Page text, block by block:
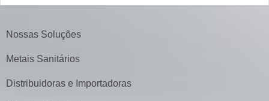
Nossas Soluções
Metais Sanitários
Distribuidoras e Importadoras